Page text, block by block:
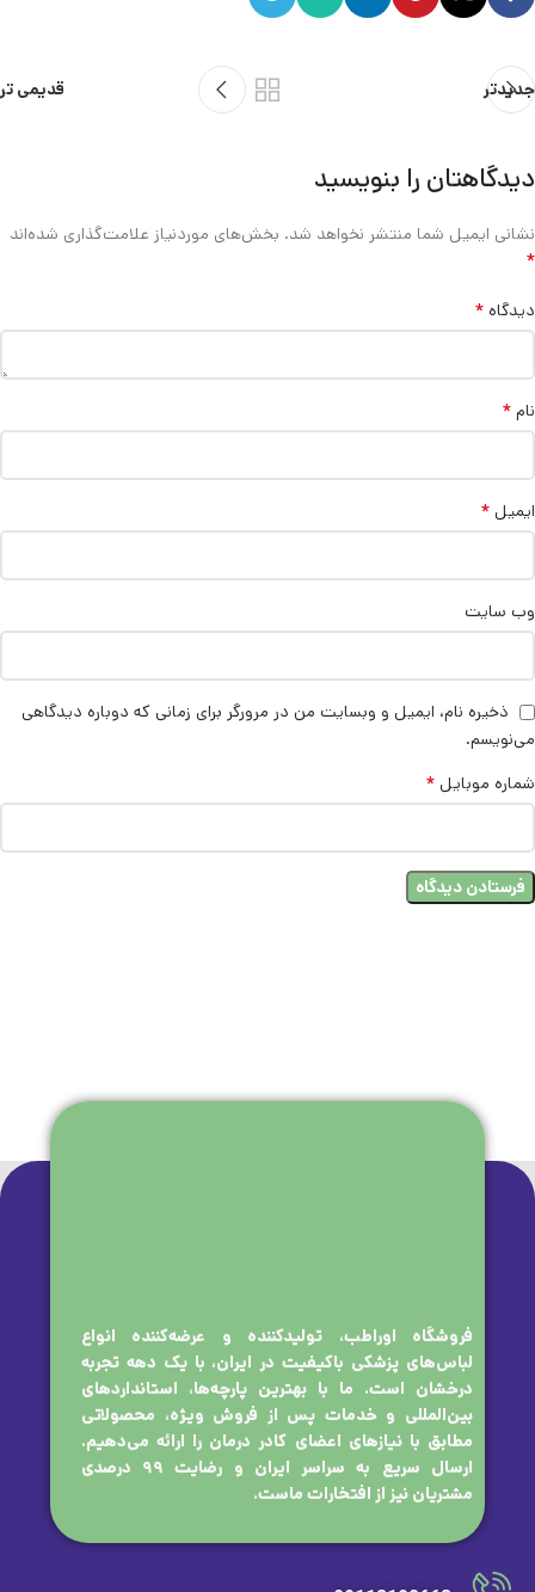
جدیدتر قدیمی تر
دیدگاهتان را بنویسید
نشانی ایمیل شما منتشر نخواهد شد. بخش‌های موردنیاز علامت‌گذاری شده‌اند
*
دیدگاه *
نام *
ایمیل *
وب‌ سایت
ذخیره نام، ایمیل و وبسایت من در مرورگر برای زمانی که دوباره دیدگاهی
می‌نویسم.
شماره موبایل *
فروشگاه اوراطب، تولیدکننده و عرضه‌کننده انواع
لباس‌های پزشکی باکیفیت در ایران، با یک دهه تجربه
درخشان است. ما با بهترین پارچه‌ها، استانداردهای
بین‌المللی و خدمات پس از فروش ویژه، محصولاتی
مطابق با نیازهای اعضای کادر درمان را ارائه می‌دهیم.
ارسال سریع به سراسر ایران و رضایت ۹۹ درصدی
مشتریان نیز از افتخارات ماست.